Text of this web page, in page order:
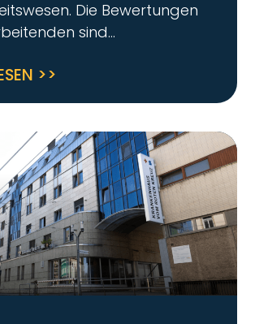
Die Bewertungen
sind
>>